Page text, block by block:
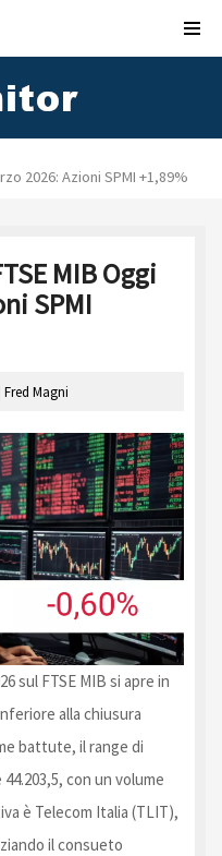
2026: Azioni SPMI +1,89%
MIB Oggi
SPMI
Fred Magni
sul FTSE MIB si apre in
alla chiusura
battute, il range di
con un volume
è Telecom Italia (TLIT),
il consueto